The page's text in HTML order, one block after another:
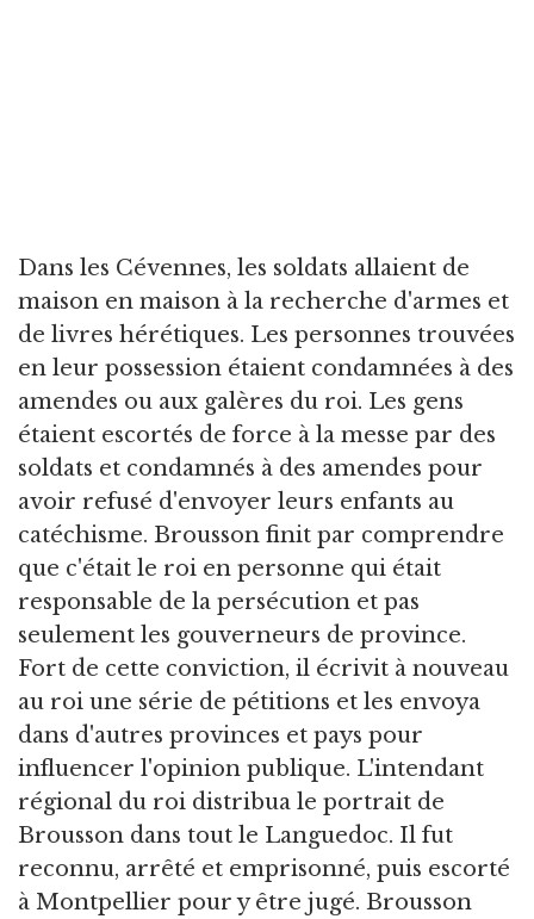
Dans les Cévennes, les soldats allaient de
maison en maison à la recherche d'armes et
de livres hérétiques. Les personnes trouvées
en leur possession étaient condamnées à des
amendes ou aux galères du roi. Les gens
étaient escortés de force à la messe par des
soldats et condamnés à des amendes pour
avoir refusé d'envoyer leurs enfants au
catéchisme. Brousson finit par comprendre
que c'était le roi en personne qui était
responsable de la persécution et pas
seulement les gouverneurs de province.
Fort de cette conviction, il écrivit à nouveau
au roi une série de pétitions et les envoya
dans d'autres provinces et pays pour
influencer l'opinion publique. L'intendant
régional du roi distribua le portrait de
Brousson dans tout le Languedoc. Il fut
reconnu, arrêté et emprisonné, puis escorté
à Montpellier pour y être jugé. Brousson